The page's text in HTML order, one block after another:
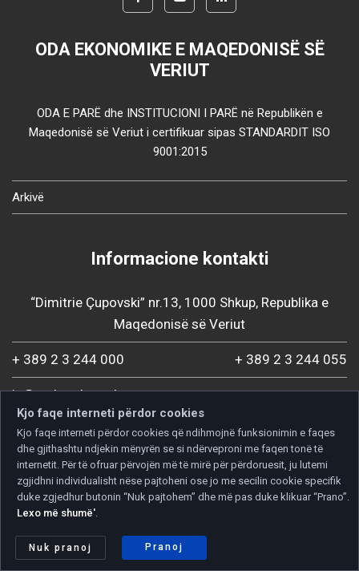
ODA EKONOMIKE E MAQEDONISË SË
VERIUT
ODA E PARË dhe INSTITUCIONI I PARË në Republikën e
Maqedonisë së Veriut i certifikuar sipas STANDARDIT ISO
9001:2015
Arkivë
Informacione kontakti
“Dimitrie Çupovski” nr.13, 1000 Shkup, Republika e
Maqedonisë së Veriut
+ 389 2 3 244 000 + 389 2 3 244 055
ic@mchamber.mk
Kjo faqe interneti përdor cookies
Kjo faqe interneti përdor cookies që ndihmojnë funksionimin e faqes
dhe gjithashtu ndjekin mënyrën se si ndërveproni me faqen tonë të
internetit. Për të ofruar përvojën më të mirë për përdoruesit, ju lutemi
zgjidhni individualisht nëse pajtoheni ose jo me secilin cookie specifik
duke zgjedhur butonin “Nuk pajtohem” dhe më pas duke klikuar “Prano”.
Lexo më shumë'.
Nuk pranoj Pranoj